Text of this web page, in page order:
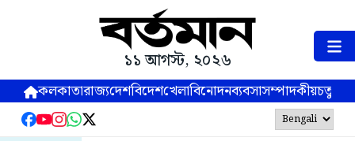
১১ আগস্ট, ২০২৬
কলকাতারাজ্যদেশবিদেশখেলাবিনোদনব্যবসাসম্পাদকীয়